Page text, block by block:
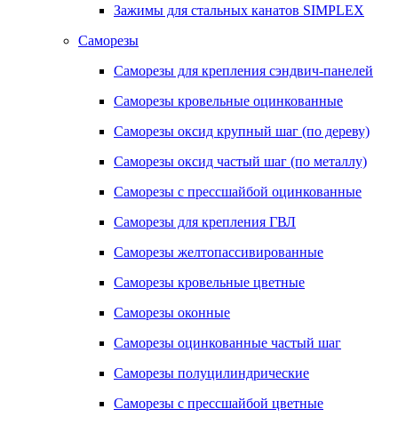
Зажимы для стальных канатов SIMPLEX
Саморезы
Саморезы для крепления сэндвич-панелей
Саморезы кровельные оцинкованные
Саморезы оксид крупный шаг (по дереву)
Саморезы оксид частый шаг (по металлу)
Саморезы с прессшайбой оцинкованные
Саморезы для крепления ГВЛ
Саморезы желтопассивированные
Саморезы кровельные цветные
Саморезы оконные
Саморезы оцинкованные частый шаг
Саморезы полуцилиндрические
Саморезы с прессшайбой цветные